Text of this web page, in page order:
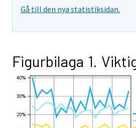
Gå till den nya statistiksidan.
Figurbilaga 1.